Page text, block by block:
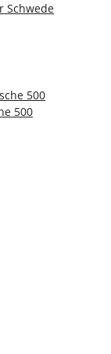
Schwede
500